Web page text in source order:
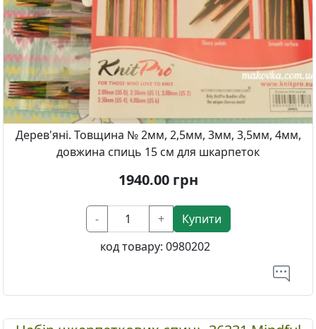
Дерев'яні. Товщина № 2мм, 2,5мм, 3мм, 3,5мм, 4мм,
довжина спиць 15 см для шкарпеток
1940.00грн
- +
Купити
код товару: 0980202